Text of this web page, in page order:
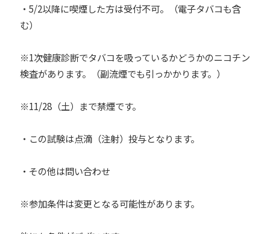
・5/2以降に喫煙した方は受付不可。（電子タバコも含
む）
※1次健康診断でタバコを吸っているかどうかのニコチン
検査があります。（副流煙でも引っかかります。）
※11/28（土）まで禁煙です。
・この試験は点滴（注射）投与となります。
・その他は問い合わせ
※参加条件は変更となる可能性があります。